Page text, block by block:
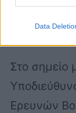
Data
καθώς και
στην
Στο σημείο
Ερευνών